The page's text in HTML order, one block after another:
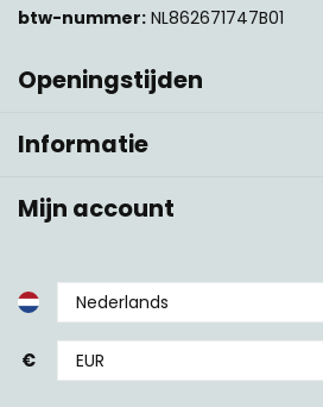
btw-nummer: NL862671747B01
Openingstijden
Informatie
Mijn account
€